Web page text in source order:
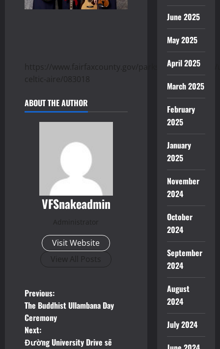
https://www.fairfaxcounty.gov/parks/performances/
celtic-aire/083018
ABOUT THE AUTHOR
VFSnakeadmin
Administrator
Visit Website
View All Posts
P
o
s
Previous:
The Buddhist Ullambana Day
Ceremony
Next:
Đường University Drive sẽ
June 2025
May 2025
April 2025
March 2025
February
2025
January
2025
November
2024
October
2024
September
2024
August
2024
July 2024